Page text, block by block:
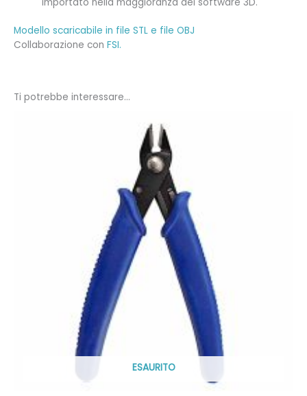
Modello scaricabile in file STL e file OBJ
Collaborazione con FSI.
Ti potrebbe interessare…
ESAURITO